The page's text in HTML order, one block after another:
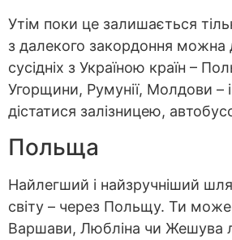
Утім поки це залишається
з далекого закордоння можна
сусідніх з Україною країн –
Угорщини, Румунії, Молдови –
дістатися залізницею,
Польща
Найлегший і найзручніший
світу – через Польщу. Ти
Варшави, Любліна чи Жешува